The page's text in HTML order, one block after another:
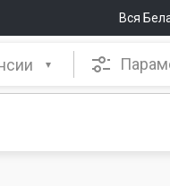
Вся